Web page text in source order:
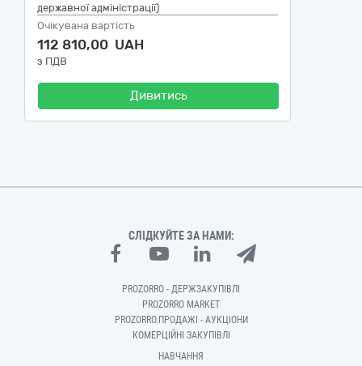
державної адміністрації)
Очікувана вартість
112 810,00 UAH
з ПДВ
Дивитись
СЛІДКУЙТЕ ЗА НАМИ:
PROZORRO - ДЕРЖЗАКУПІВЛІ
PROZORRO MARKET
PROZORRO.ПРОДАЖІ - АУКЦІОНИ
КОМЕРЦІЙНІ ЗАКУПІВЛІ
НАВЧАННЯ